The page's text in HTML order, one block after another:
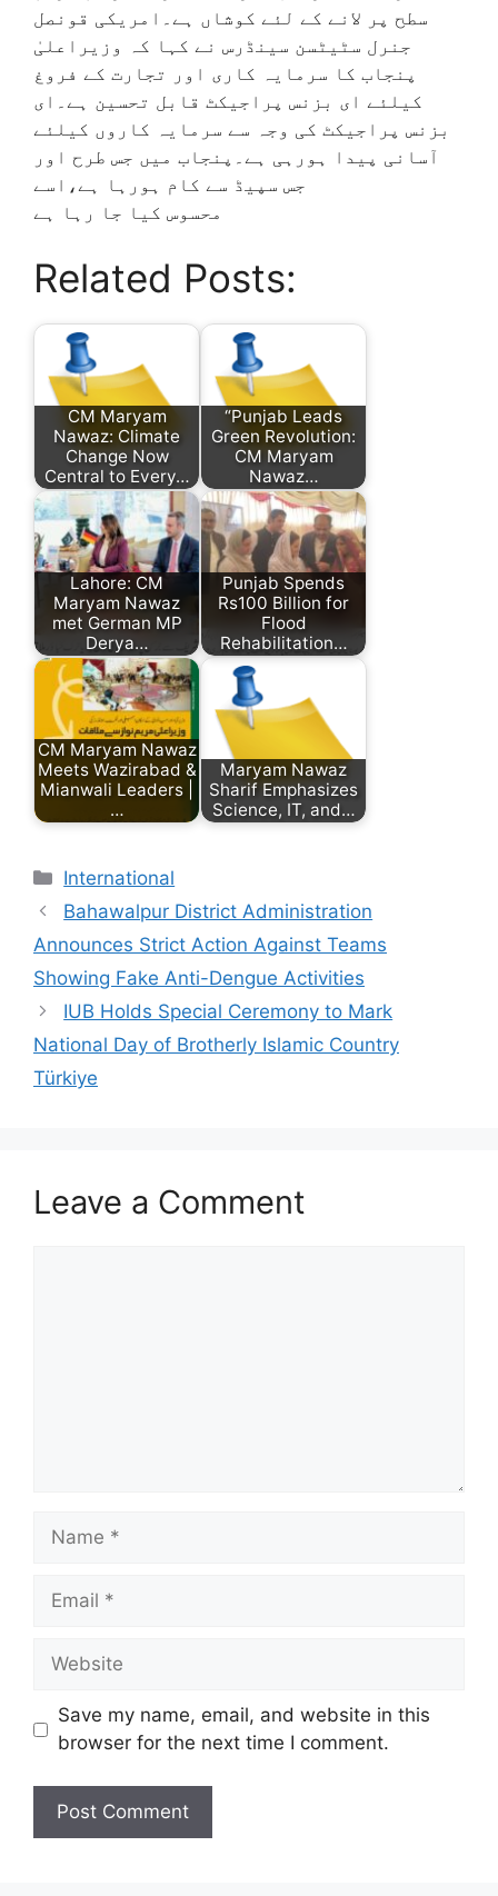
سطح پر لانے کے لئے کوشاں ہے۔امریکی قونصل
جنرل سٹیٹسن سینڈرس نے کہا کہ وزیراعلیٰ
پنجاب کا سرمایہ کاری اور تجارت کے فروغ
کیلئے ای بزنس پراجیکٹ قابل تحسین ہے۔ای
بزنس پراجیکٹ کی وجہ سے سرمایہ کاروں کیلئے
آسانی پیدا ہورہی ہے۔پنجاب میں جس طرح اور
جس سپیڈ سے کام ہورہا ہے،اسے
محسوس کیا جا رہا ہے
Related Posts:
CM Maryam
Nawaz: Climate
Change Now
Central to Every…
“Punjab Leads
Green Revolution:
CM Maryam
Nawaz…
Lahore: CM
Maryam Nawaz
met German MP
Derya…
Punjab Spends
Rs100 Billion for
Flood
Rehabilitation…
CM Maryam Nawaz
Meets Wazirabad &
Mianwali Leaders |
…
Maryam Nawaz
Sharif Emphasizes
Science, IT, and…
Categories
International
Bahawalpur District Administration
Announces Strict Action Against Teams
Showing Fake Anti-Dengue Activities
IUB Holds Special Ceremony to Mark
National Day of Brotherly Islamic Country
Türkiye
Leave a Comment
Name
Email
Website
Save my name, email, and website in this
browser for the next time I comment.